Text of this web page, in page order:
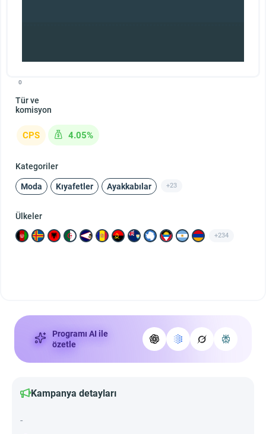
0
Tür ve
komisyon
CPS 4.05%
Kategoriler
Moda Kıyafetler Ayakkabılar +23
Ülkeler
+234
Programı AI ile
özetle
Kampanya detayları
-